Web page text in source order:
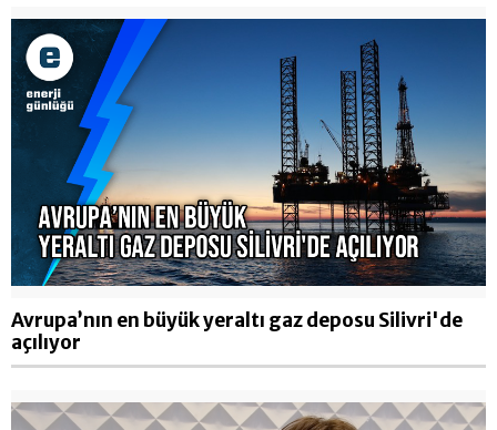
Avrupa’nın en büyük yeraltı gaz deposu Silivri'de
açılıyor